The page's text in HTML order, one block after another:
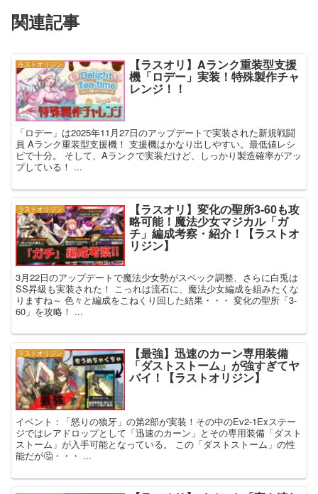
関連記事
ラストオリジン 【ラスオリ】Aランク重装型支援
機「ロデー」実装！特殊製作チャ
レンジ！！
「ロデー」は2025年11月27日のアップデートで実装された新規戦闘
員 Aランク重装型支援機！ 支援機はかなり出しやすい。最低値レシ
ピで十分。 そして、Aランクで実装だけど、しっかり製造確率がアッ
プしている！ ...
ラストオリジン 【ラスオリ】変化の聖所3-60も攻
略可能！魔法少女マジカル「ガ
チ」編成考察・紹介！【ラストオ
リジン】
3月22日のアップデートで魔法少女勢がスペック調整、さらに白兎は
SS昇級も実装された！ こっれは流石に、魔法少女編成を組みたくな
りますね～ 色々と編成をこねくり回した結果・・・ 変化の聖所「3-
60」を攻略！ ...
ラストオリジン 【最強】迅速のカーン専用装備
「ダストストーム」が強すぎてヤ
バイ！【ラストオリジン】
イベント：「怒りの狼牙」の第2部が実装！その中のEv2-1Exステー
ジではレアドロップとして「迅速のカーン」とその専用装備「ダスト
ストーム」が入手可能となっている。 この「ダストストーム」の性
能だが🤔・・・ ...